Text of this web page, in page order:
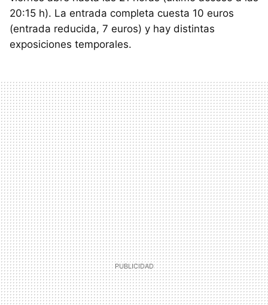
20:15 h). La entrada completa cuesta 10 euros
(entrada reducida, 7 euros) y hay distintas
exposiciones temporales.